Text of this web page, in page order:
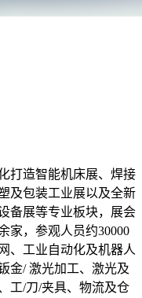
打造智能机床展、焊接
及包装工业展以及全新
备展等专业板块，展会
家，参观人员约30000
、工业自动化及机器人
金/ 激光加工、激光及
工/刀/夹具、物流及仓